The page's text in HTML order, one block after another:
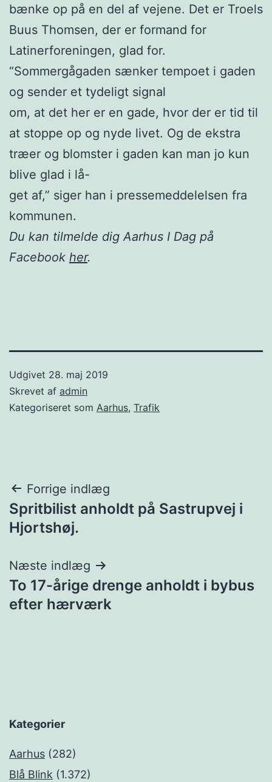
bænke op på en del af vejene. Det er Troels
Buus Thomsen, der er formand for
Latinerforeningen, glad for.
“Sommergågaden sænker tempoet i gaden
og sender et tydeligt signal
om, at det her er en gade, hvor der er tid til
at stoppe op og nyde livet. Og de ekstra
træer og blomster i gaden kan man jo kun
blive glad i lå-
get af,” siger han i pressemeddelelsen fra
kommunen.
Du kan tilmelde dig Aarhus I Dag på
Facebook her.
Udgivet 28. maj 2019
Skrevet af admin
Kategoriseret som Aarhus, Trafik
Indlægsnavigation
Forrige indlæg
Spritbilist anholdt på Sastrupvej i
Hjortshøj.
Næste indlæg
To 17-årige drenge anholdt i bybus
efter hærværk
Kategorier
Aarhus (282)
Blå Blink (1.372)